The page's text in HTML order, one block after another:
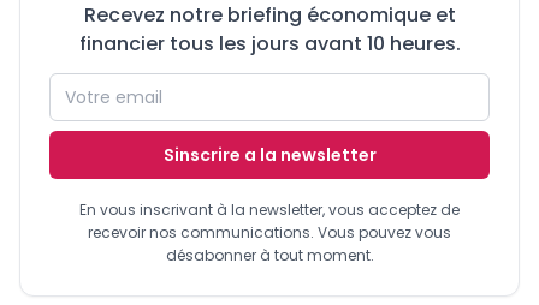
Recevez notre briefing économique et
financier tous les jours avant 10 heures.
Sinscrire a la newsletter
En vous inscrivant à la newsletter, vous acceptez de
recevoir nos communications. Vous pouvez vous
désabonner à tout moment.